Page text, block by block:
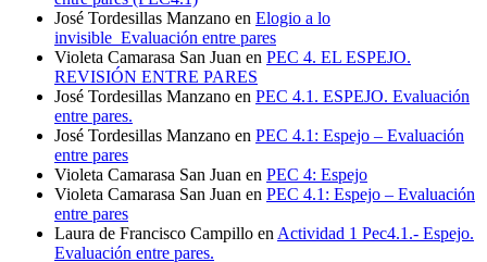
José Tordesillas Manzano en Elogio a lo
invisible_Evaluación entre pares
Violeta Camarasa San Juan en PEC 4. EL ESPEJO.
REVISIÓN ENTRE PARES
José Tordesillas Manzano en PEC 4.1. ESPEJO. Evaluación
entre pares.
José Tordesillas Manzano en PEC 4.1: Espejo – Evaluación
entre pares
Violeta Camarasa San Juan en PEC 4: Espejo
Violeta Camarasa San Juan en PEC 4.1: Espejo – Evaluación
entre pares
Laura de Francisco Campillo en Actividad 1 Pec4.1.- Espejo.
Evaluación entre pares.